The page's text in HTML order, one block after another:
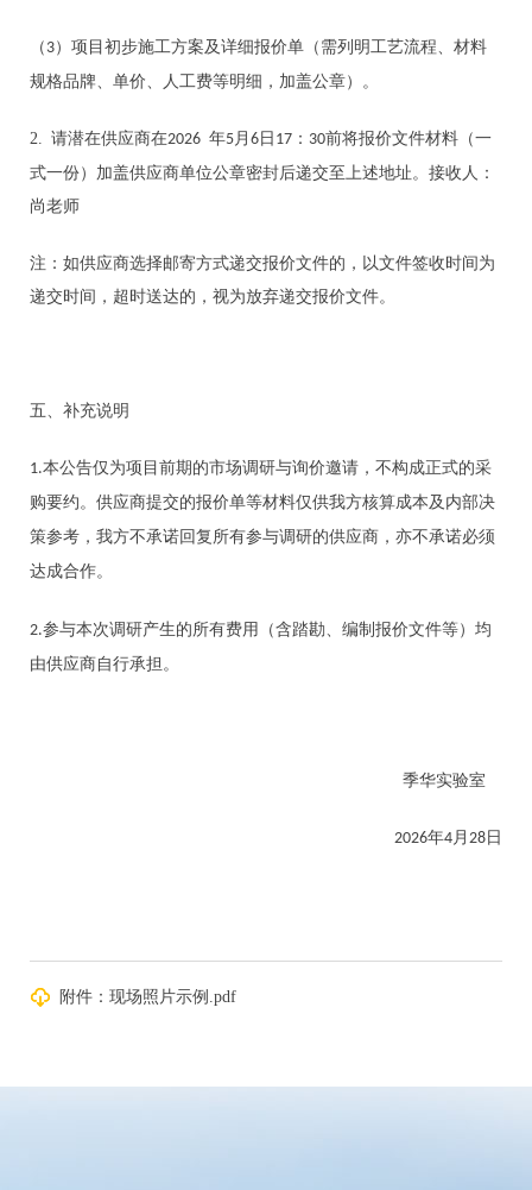
（ 3）项目初步施工方案及详细报价单（需列明工艺流程、材料
规格品牌、单价、人工费等明细，加盖公章）。
2. 请潜在供应商在2026 年5月 6 日 17 ： 30前将报价文件材料（一
式一份）加盖供应商单位公章密封后递交至上述地址。 接收人 ：
尚老师
注：如供应商选择邮寄方式递交报价文件的，以文件签收时间为
递交时间，超时送达的，视为放弃递交报价文件。
五、 补充说明
1.本公告仅为项目前期的市场调研与询价邀请，不构成正式的采
购要约。供应商提交的报价单等材料仅供我方核算成本及内部决
策参考，我方不承诺回复所有参与调研的供应商，亦不承诺必须
达成合作。
2.参与本次调研产生的所有费用（含踏勘、编制报价文件等）均
由供应商自行承担。
季华实验室
2026年4月 28 日
附件：现场照片示例.pdf